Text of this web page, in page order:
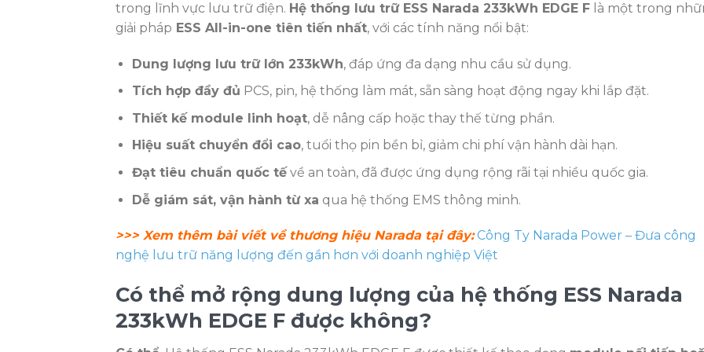
trong lĩnh vực lưu trữ điện. Hệ thống lưu trữ ESS Narada 233kWh EDGE F là một trong
giải pháp ESS All-in-one tiên tiến nhất, với các tính năng nổi bật:
Dung lượng lưu trữ lớn 233kWh, đáp ứng đa dạng nhu cầu sử dụng.
Tích hợp đầy đủ PCS, pin, hệ thống làm mát, sẵn sàng hoạt động ngay khi lắp đặt.
Thiết kế module linh hoạt, dễ nâng cấp hoặc thay thế từng phần.
Hiệu suất chuyển đổi cao, tuổi thọ pin bền bỉ, giảm chi phí vận hành dài hạn.
Đạt tiêu chuẩn quốc tếvề an toàn, đã được ứng dụng rộng rãi tại nhiều quốc gia.
Dễ giám sát, vận hành từ xa qua hệ thống EMS thông minh.
>>> Xem thêm bài viết về thương hiệu Narada tại đây: Công Ty Narada Power – Đưa công
nghệ lưu trữ năng lượng đến gần hơn với doanh nghiệp Việt
Có thể mở rộng dung lượng của hệ thống ESS Narada
233kWh EDGE F được không?